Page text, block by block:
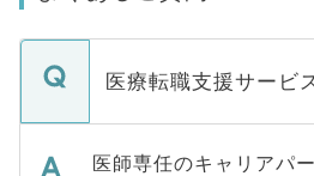
医療転職支援サービ
医師専任のキャリアパ